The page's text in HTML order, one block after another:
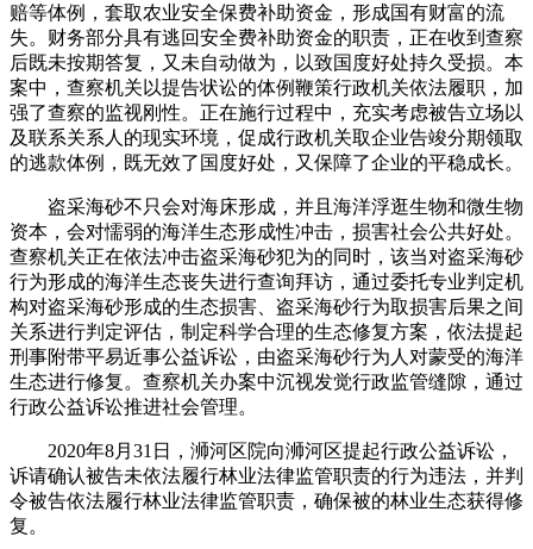
赔等体例，套取农业安全保费补助资金，形成国有财富的流
失。财务部分具有逃回安全费补助资金的职责，正在收到查察
后既未按期答复，又未自动做为，以致国度好处持久受损。本
案中，查察机关以提告状讼的体例鞭策行政机关依法履职，加
强了查察的监视刚性。正在施行过程中，充实考虑被告立场以
及联系关系人的现实环境，促成行政机关取企业告竣分期领取
的逃款体例，既无效了国度好处，又保障了企业的平稳成长。
盗采海砂不只会对海床形成，并且海洋浮逛生物和微生物
资本，会对懦弱的海洋生态形成性冲击，损害社会公共好处。
查察机关正在依法冲击盗采海砂犯为的同时，该当对盗采海砂
行为形成的海洋生态丧失进行查询拜访，通过委托专业判定机
构对盗采海砂形成的生态损害、盗采海砂行为取损害后果之间
关系进行判定评估，制定科学合理的生态修复方案，依法提起
刑事附带平易近事公益诉讼，由盗采海砂行为人对蒙受的海洋
生态进行修复。查察机关办案中沉视发觉行政监管缝隙，通过
行政公益诉讼推进社会管理。
2020年8月31日，浉河区院向浉河区提起行政公益诉讼，
诉请确认被告未依法履行林业法律监管职责的行为违法，并判
令被告依法履行林业法律监管职责，确保被的林业生态获得修
复。